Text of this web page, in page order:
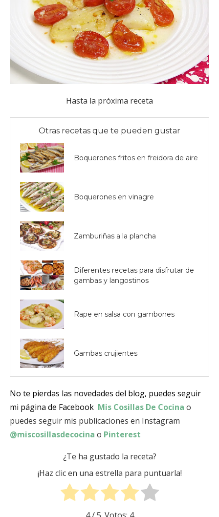
Hasta la próxima receta
Otras recetas que te pueden gustar
Boquerones fritos en freidora de aire
Boquerones en vinagre
Zamburiñas a la plancha
Diferentes recetas para disfrutar de
gambas y langostinos
Rape en salsa con gambones
Gambas crujientes
No te pierdas las novedades del blog, puedes seguir
mi página de Facebook Mis Cosillas De Cocina o
puedes seguir mis publicaciones en Instagram
@miscosillasdecocina o Pinterest
¿Te ha gustado la receta?
¡Haz clic en una estrella para puntuarla!